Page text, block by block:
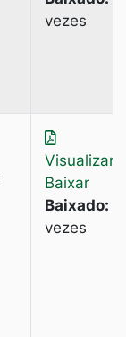
vezes
Visualizar
Baixar
Baixado:
vezes